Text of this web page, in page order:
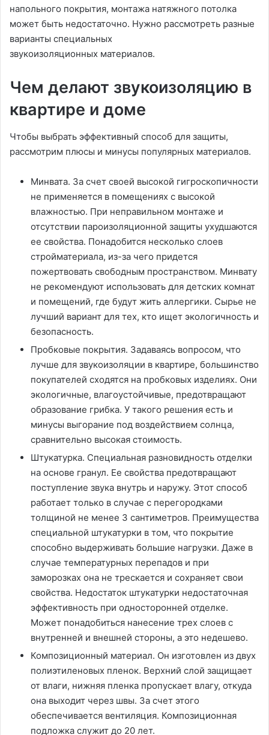
напольного покрытия, монтажа натяжного потолка
может быть недостаточно. Нужно рассмотреть разные
варианты специальных
звукоизоляционных материалов.
Чем делают звукоизоляцию в
квартире и доме
Чтобы выбрать эффективный способ для защиты,
рассмотрим плюсы и минусы популярных материалов.
Минвата. За счет своей высокой гигроскопичности
не применяется в помещениях с высокой
влажностью. При неправильном монтаже и
отсутствии пароизоляционной защиты ухудшаются
ее свойства. Понадобится несколько слоев
стройматериала, из-за чего придется
пожертвовать свободным пространством. Минвату
не рекомендуют использовать для детских комнат
и помещений, где будут жить аллергики. Сырье не
лучший вариант для тех, кто ищет экологичность и
безопасность.
Пробковые покрытия. Задаваясь вопросом, что
лучше для звукоизоляции в квартире, большинство
покупателей сходятся на пробковых изделиях. Они
экологичные, влагоустойчивые, предотвращают
образование грибка. У такого решения есть и
минусы выгорание под воздействием солнца,
сравнительно высокая стоимость.
Штукатурка. Специальная разновидность отделки
на основе гранул. Ее свойства предотвращают
поступление звука внутрь и наружу. Этот способ
работает только в случае с перегородками
толщиной не менее 3 сантиметров. Преимущества
специальной штукатурки в том, что покрытие
способно выдерживать большие нагрузки. Даже в
случае температурных перепадов и при
заморозках она не трескается и сохраняет свои
свойства. Недостаток штукатурки недостаточная
эффективность при односторонней отделке.
Может понадобиться нанесение трех слоев с
внутренней и внешней стороны, а это недешево.
Композиционный материал. Он изготовлен из двух
полиэтиленовых пленок. Верхний слой защищает
от влаги, нижняя пленка пропускает влагу, откуда
она выходит через швы. За счет этого
обеспечивается вентиляция. Композиционная
подложка служит до 20 лет.